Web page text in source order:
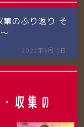
のふり返り そ
2022年3月15日